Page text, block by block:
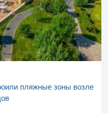
пляжные зоны возле